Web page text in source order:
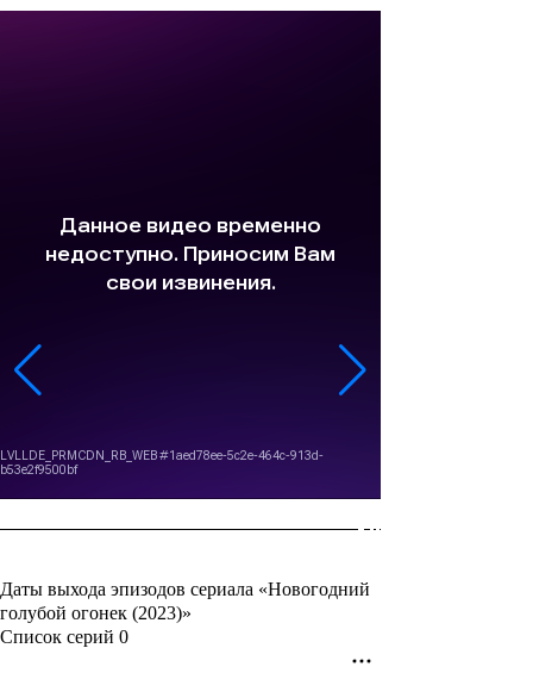
Даты выхода эпизодов сериала «Новогодний
голубой огонек (2023)»
Список серий 0